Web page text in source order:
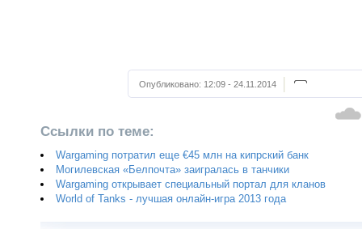
Опубликовано: 12:09 - 24.11.2014
Ссылки по теме:
Wargaming потратил еще €45 млн на кипрский банк
Могилевская «Белпочта» заигралась в танчики
Wargaming открывает специальный портал для кланов
World of Tanks - лучшая онлайн-игра 2013 года